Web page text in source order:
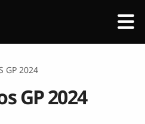
GP 2024
GP 2024